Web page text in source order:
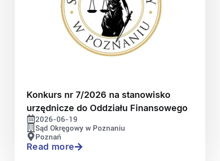
Konkurs nr 7/2026 na stanowisko
urzędnicze do Oddziału Finansowego
2026-06-19
Sąd Okręgowy w Poznaniu
Poznań
Read more